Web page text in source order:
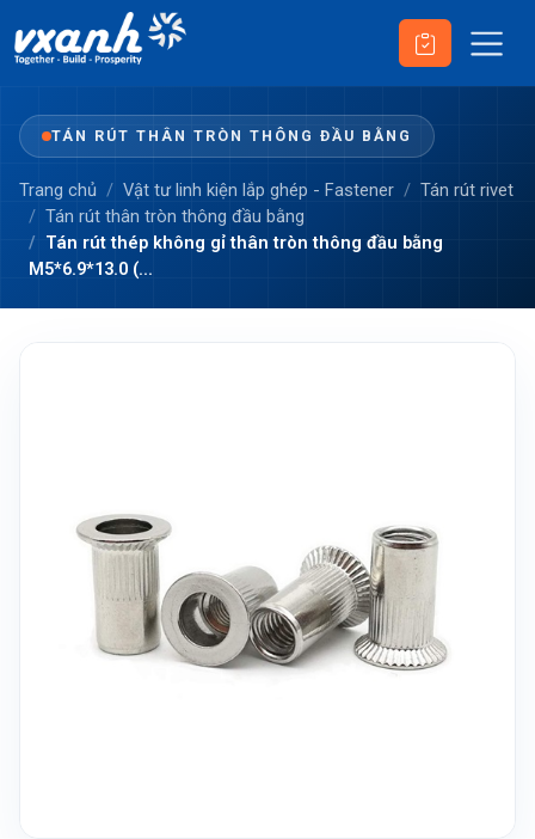
TÁN RÚT THÂN TRÒN THÔNG ĐẦU BẰNG
Trang chủ Vật tư linh kiện lắp ghép - Fastener
Tán rút rivet
Tán rút thân tròn thông đầu bằng
Tán rút thép không gỉ thân tròn thông đầu bằng
M5*6.9*13.0 (...